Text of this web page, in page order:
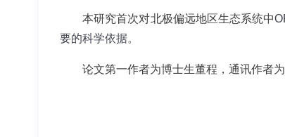
本研究首次对北极偏远地区生态系统中
要的科学依据。
论文第一作者为博士生董程，通讯作者